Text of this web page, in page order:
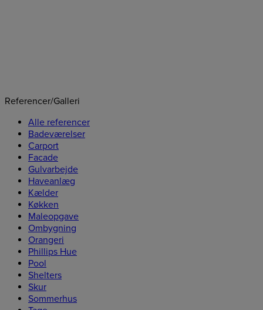
Referencer/Galleri
Alle referencer
Badeværelser
Carport
Facade
Gulvarbejde
Haveanlæg
Kælder
Køkken
Maleopgave
Ombygning
Orangeri
Phillips Hue
Pool
Shelters
Skur
Sommerhus